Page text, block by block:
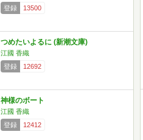
登録
13500
つめたいよるに (新潮文庫)
江國 香織
登録
12692
神様のボート
江國 香織
登録
12412